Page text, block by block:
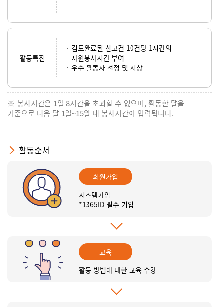
활동특전
검토완료된 신고건 10건당 1시간의
자원봉사시간 부여
우수 활동자 선정 및 시상
봉사시간은 1일 8시간을 초과할 수 없으며, 활동한 달을
기준으로 다음 달 1일~15일 내 봉사시간이 입력됩니다.
활동순서
회원가입
시스템가입
*1365ID 필수 기입
교육
활동 방법에 대한 교육 수강